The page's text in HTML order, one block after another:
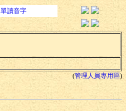
單讀音字
(管理人員專用區)